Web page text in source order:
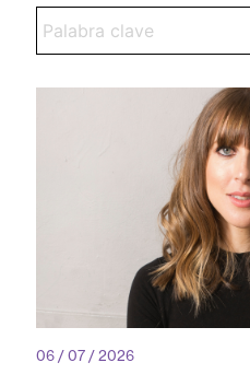
06 / 07 / 2026